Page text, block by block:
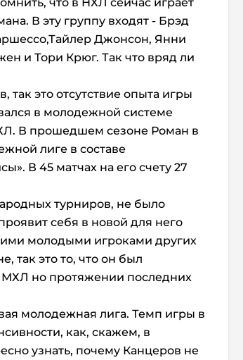
В эту группу входят - Брэд
Джонсон, Янни
и Тори Крюг. Так что вряд ли
это отсутствие опыта игры
в молодежной системе
В прошедшем сезоне Роман в
лиге в составе
В 45 матчах на его счету 27
турниров, не было
себя в новой для него
молодыми игроками других
так это то, что он был
но протяжении последних
молодежная лига. Темп игры в
как, скажем, в
узнать, почему Канцеров не